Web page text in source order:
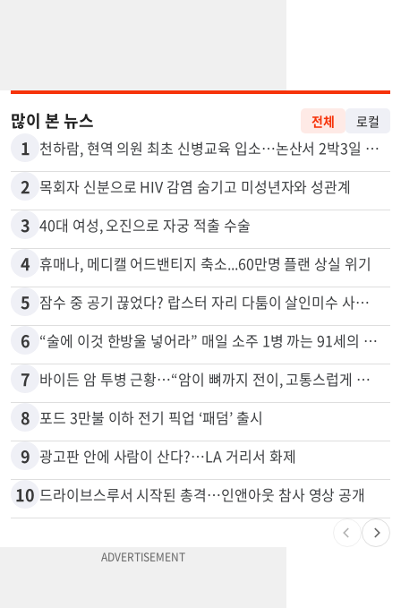
많이 본 뉴스
1
2 목회자 신분으로 HIV 감염 숨기고 미성년자와 성관계
3 40대 여성, 오진으로 자궁 적출 수술
4 휴매나, 메디캘 어드밴티지 축소...60만명 플랜 상실 위기
5 잠수 중 공기 끊었다? 랍스터 자리 다툼이 살인미수 사건으로
6 “술에 이것 한방울 넣어라” 매일 소주 1병 까는 91세의 철칙
7
8 포드 3만불 이하 전기 픽업 ‘패덤’ 출시
9 광고판 안에 사람이 산다?…LA 거리서 화제
드라이브스루서 시작된 총격…인앤아웃 참사 영상 공개